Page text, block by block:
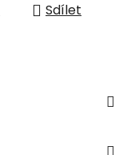
Sdílet